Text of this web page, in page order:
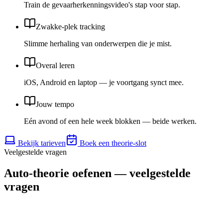
Train de gevaarherkennings­video's stap voor stap.
Zwakke-plek tracking
Slimme herhaling van onderwerpen die je mist.
Overal leren
iOS, Android en laptop — je voortgang synct mee.
Jouw tempo
Eén avond of een hele week blokken — beide werken.
Bekijk tarieven
Boek een theorie-slot
Veelgestelde vragen
Auto-theorie oefenen — veelgestelde
vragen